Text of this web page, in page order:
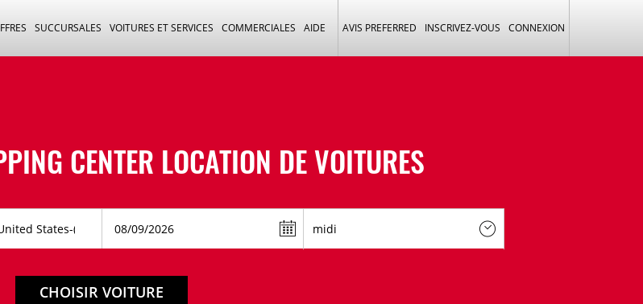
SUCCURSALES VOITURES ET SERVICES COMMERCIALES AIDE AVIS PREFERRED INSCRIVEZ-VOUS CONNEXION
CENTER LOCATION DE VOITURES
CHOISIR VOITURE